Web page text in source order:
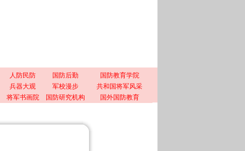
人防民防 国防后勤
国防教育学院
兵器大观 军校漫步
共和国将军风采
将军书画院 国防研究机构 国外国防教育